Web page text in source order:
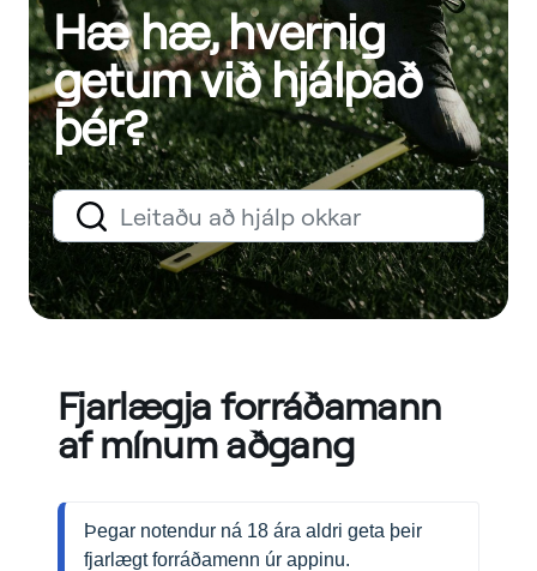
Hæ hæ, hvernig
getum við hjálpað
þér?
Fjarlægja forráðamann
af mínum aðgang
Þegar notendur ná 18 ára aldri geta þeir
fjarlægt forráðamenn úr appinu.